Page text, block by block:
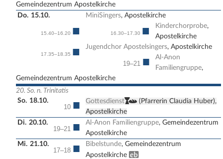
Gemeindezentrum Apostelkirche
Do. 15.10.
15.40–16.20 ■
MiniSingers, Apostelkirche
16.30–17.30 ■ Kinderchorprobe,
Apostelkirche
17.35–18.35 ■ Jugendchor Apostelsingers, Apostelkirche
19–21 ■
Al-Anon
Familiengruppe,
Gemeindezentrum Apostelkirche
20. So. n. Trinitatis
So. 18.10.
10 ■ Gottesdienst, (Pfarrerin Claudia Huber),
Apostelkirche
Di. 20.10.
19–21 ■ Al-Anon Familiengruppe, Gemeindezentrum
Apostelkirche
Mi. 21.10.
17–18 ■ Bibelstunde, Gemeindezentrum
Apostelkirche Erwachsenenbildung